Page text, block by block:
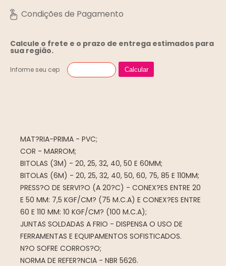
Calcule o frete e o prazo de entrega estimados para
sua região.
Informe seu cep Calcular
MAT?RIA-PRIMA - PVC;
COR - MARROM;
BITOLAS (3M) - 20, 25, 32, 40, 50 E 60MM;
BITOLAS (6M) - 20, 25, 32, 40, 50, 60, 75, 85 E 110MM;
PRESS?O DE SERVI?O (A 20?C) - CONEX?ES ENTRE 20
E 50 MM: 7,5 KGF/CM? (75 M.C.A) E CONEX?ES ENTRE
60 E 110 MM: 10 KGF/CM? (100 M.C.A);
JUNTAS SOLDADAS A FRIO - DISPENSA O USO DE
FERRAMENTAS E EQUIPAMENTOS SOFISTICADOS.
N?O SOFRE CORROS?O;
NORMA DE REFER?NCIA - NBR 5626.